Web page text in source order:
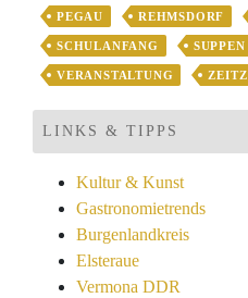
PEGAU REHMSDORF
SCHULANFANG SUPPEN
VERANSTALTUNG ZEITZ
LINKS & TIPPS
Kultur & Kunst
Gastronomietrends
Burgenlandkreis
Elsteraue
Vermona DDR